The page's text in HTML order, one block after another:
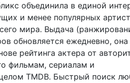
объединила в единой
и менее популярных
мира. Выдача
обновляется ежедневно, она
рейтинга актера от
фильмам, сериалам и
TMDB. Быстрый поиск